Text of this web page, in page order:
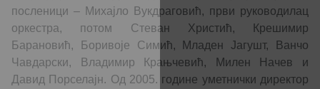
посленици – Михајло Вукдраговић, први руководилац
оркестра, потом Стеван Христић, Крешимир
Барановић, Боривоје Симић, Младен Јагушт, Ванчо
Чавдарски, Владимир Крањчевић, Милен Начев и
Давид Порселајн. Од 2005. године уметнички директор